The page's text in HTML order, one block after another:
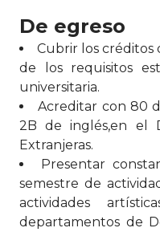
De egreso
Cubrir los créditos
de los requisitos
universitaria.
Acreditar con 80
2B de inglés,en el
Extranjeras.
Presentar
semestre de
actividades
departamentos de